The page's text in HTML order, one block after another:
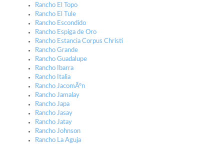
Rancho El Topo
Rancho El Tule
Rancho Escondido
Rancho Espiga de Oro
Rancho Estancia Corpus Christi
Rancho Grande
Rancho Guadalupe
Rancho Ibarra
Rancho Italia
Rancho JacomÃºn
Rancho Jamalay
Rancho Japa
Rancho Jasay
Rancho Jatay
Rancho Johnson
Rancho La Aguja